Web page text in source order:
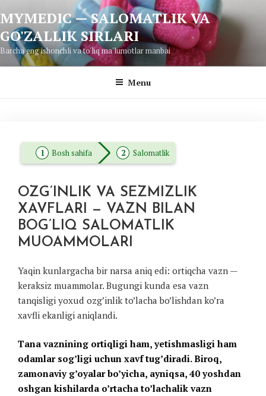
to
content
MYMEDIC — SALOMATLIK VA
GO'ZALLIK SIRLARI
Barcha eng ishonchli va to'liq ma'lumotlar manbai
Menu
Bosh sahifa Salomatlik
OZG’INLIK VA SEZMIZLIK
XAVFLARI — VAZN BILAN
BOG’LIQ SALOMATLIK
MUOAMMOLARI
Yaqin kunlargacha bir narsa aniq edi: ortiqcha vazn —
keraksiz muammolar. Bugungi kunda esa vazn
tanqisligi yoxud ozg’inlik to’lacha bo’lishdan ko’ra
xavfli ekanligi aniqlandi.
Tana vaznining ortiqligi ham, yetishmasligi ham
odamlar sog’ligi uchun xavf tug’diradi. Biroq,
zamonaviy g’oyalar bo’yicha, ayniqsa, 40 yoshdan
oshgan kishilarda o’rtacha to’lachalik vazn